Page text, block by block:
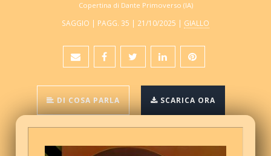
Copertina di Dante Primoverso (IA)
SAGGIO | PAGG. 35 | 21/10/2025 | GIALLO
DI COSA PARLA SCARICA ORA